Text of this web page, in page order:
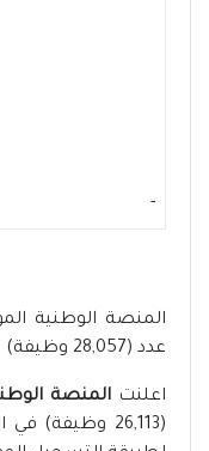
-
المنصة الوطنية
عدد (28,057 وظيفة)
اعلنت المنصة
(26,113